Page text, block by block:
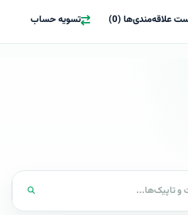
علاقه‌مندی‌ها (0) تسویه حساب